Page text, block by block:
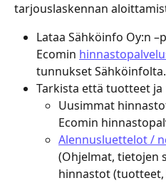
tarjouslaskennan
Lataa Sähköinfo Oy:n
Ecomin
tunnukset Sähköinfolta.
Tarkista että tuotteet
Uusimmat
Ecomin
Alennusluettelot /
(Ohjelmat, tietojen
hinnastot